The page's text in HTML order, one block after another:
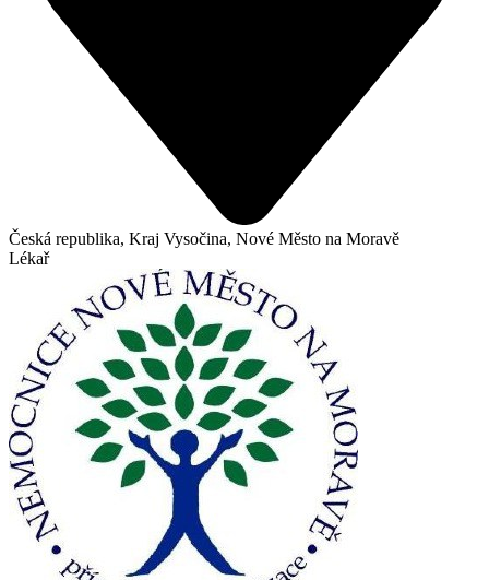
Česká republika, Kraj Vysočina, Nové Město na Moravě
Lékař